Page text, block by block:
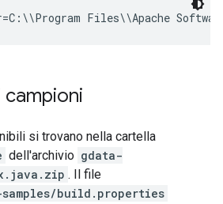
Files\\Apache
campioni
si trovano nella cartella
dell'archivio gdata-
. Il file
build.properties